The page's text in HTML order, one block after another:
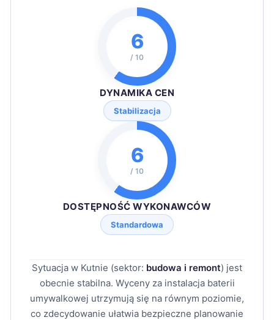
6
/ 10
DYNAMIKA CEN
Stabilizacja
6
/ 10
DOSTĘPNOŚĆ WYKONAWCÓW
Standardowa
Sytuacja w Kutnie (sektor: budowa i remont) jest
obecnie stabilna. Wyceny za instalacja baterii
umywalkowej utrzymują się na równym poziomie,
co zdecydowanie ułatwia bezpieczne planowanie